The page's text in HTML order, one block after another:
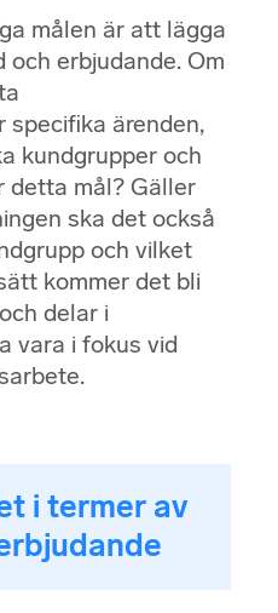
målen är att lägga
erbjudande. Om
specifika ärenden,
kundgrupper och
detta mål? Gäller
ska det också
och vilket
kommer det bli
delar i
vara i fokus vid
i termer av